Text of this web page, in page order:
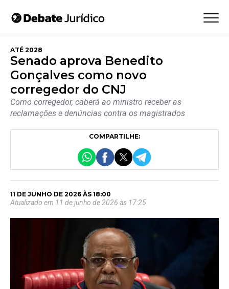
ATÉ 2028
Senado aprova Benedito
Gonçalves como novo
corregedor do CNJ
Como corregedor, caberá ao ministro receber as
reclamações e denúncias contra os magistrados
COMPARTILHE:
11 DE JUNHO DE 2026 ÀS 18:00
Atualizado em 11 de junho de 2026 às 17:25